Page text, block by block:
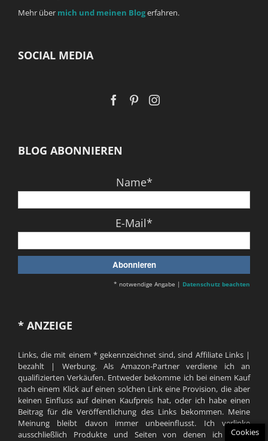
Mehr über mich und meinen Blogerfahren.
SOCIAL MEDIA
BLOG ABONNIEREN
Name*
E-Mail*
* notwendige Angabe | Datenschutz beachten
* ANZEIGE
Links, die mit einem * gekennzeichnet sind, sind Affiliate Links |
bezahlt | Werbung. Als Amazon-Partner verdiene ich an
qualifizierten Verkäufen. Entweder bekomme ich bei einem Kauf
nach einem Klick auf einen solchen Link eine Provision, die aber
keinen Einfluss auf deinen Kaufpreis hat, oder ich habe einen
Beitrag für die Veröffentlichung des Links bekommen. Meine
Meinung bleibt davon immer unbeeinflusst. Ich verlinke
ausschließlich Produkte und Seiten von denen ich selbst
Cookies